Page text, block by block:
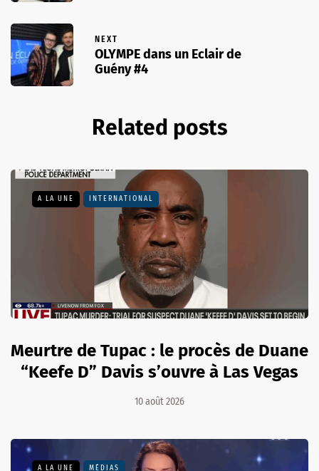
NEXT
OLYMPE dans un Eclair de
Guény #4
Related posts
A LA UNE INTERNATIONAL
Meurtre de Tupac : le procès de Duane
“Keefe D” Davis s’ouvre à Las Vegas
10 août 2026
A LA UNE MÉDIAS